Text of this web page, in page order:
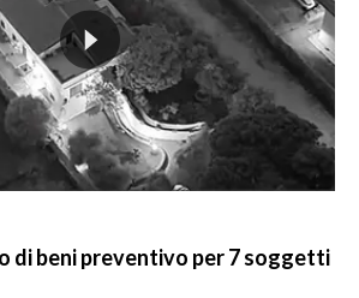
di beni preventivo per 7 soggetti